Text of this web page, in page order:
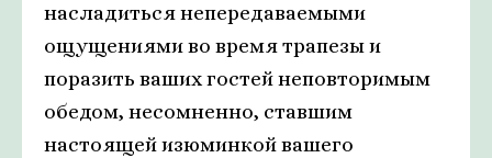
насладиться непередаваемыми
ощущениями во время трапезы и
поразить ваших гостей неповторимым
обедом, несомненно, ставшим
настоящей изюминкой вашего